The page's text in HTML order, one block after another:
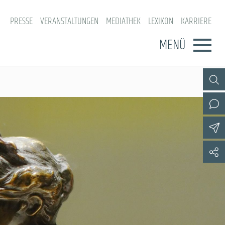
PRESSE VERANSTALTUNGEN MEDIATHEK LEXIKON KARRIERE
MENÜ